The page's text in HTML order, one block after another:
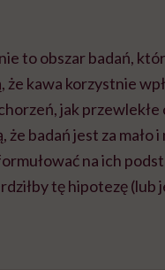
to obszar badań,
kawa korzystnie
jak
badań jest za mało i
na ich
tę hipotezę (lub